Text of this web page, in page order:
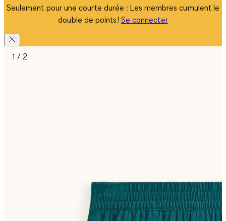
Seulement pour une courte durée : Les membres cumulent le
double de points! Se connecter
1 / 2